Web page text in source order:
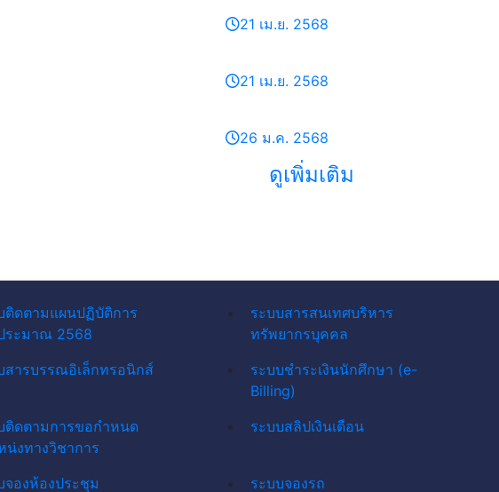
21 เม.ย. 2568
21 เม.ย. 2568
26 ม.ค. 2568
ดูเพิ่มเติม
ติดตามแผนปฏิบัติการ
ระมาณ 2568
ระบบสารสนเทศบริหาร
ทรัพยากรบุคคล
สารบรรณอิเล็กทรอนิกส์
ระบบชำระเงินนักศึกษา (e-
Billing)
ติดตามการขอกำหนด
น่งทางวิชาการ
ระบบสลิปเงินเดือน
จองห้องประชุม ระบบจองรถ